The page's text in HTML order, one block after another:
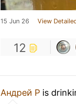
15 Jun 26 View
12
Андрей Р is